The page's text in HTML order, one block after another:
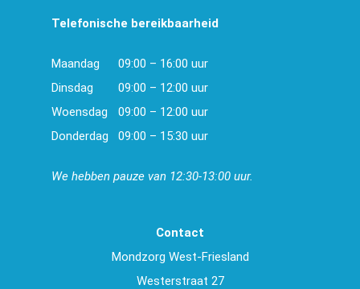
Telefonische bereikbaarheid
Maandag
09:00 – 16:00 uur
Dinsdag
09:00 – 12:00 uur
Woensdag
09:00 – 12:00 uur
Donderdag
09:00 – 15:30 uur
We hebben pauze van 12:30-13:00 uur.
Contact
Mondzorg West-Friesland
Westerstraat 27